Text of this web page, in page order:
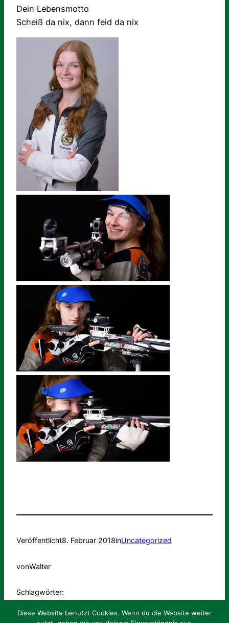
Dein Lebensmotto
Scheiß da nix, dann feid da nix
Veröffentlicht8. Februar 2018inUncategorized
vonWalter
Schlagwörter:
Diese Website benutzt Cookies. Wenn du die Website weiter